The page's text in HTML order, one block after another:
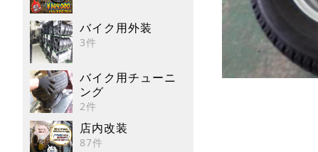
バイク用外装
3件
バイク用チューニ
ング
2件
店内改装
87件